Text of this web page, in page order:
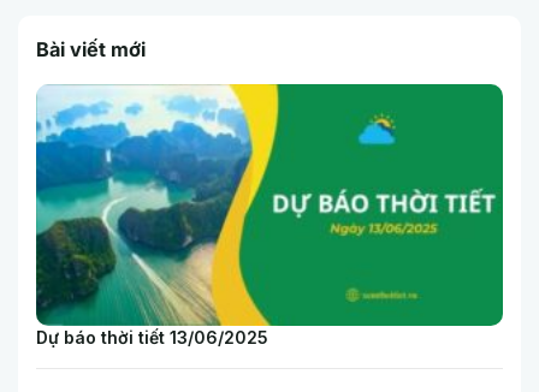
Bài viết mới
Dự báo thời tiết 13/06/2025